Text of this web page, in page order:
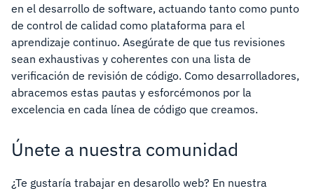
en el desarrollo de software, actuando tanto como punto
de control de calidad como plataforma para el
aprendizaje continuo. Asegúrate de que tus revisiones
sean exhaustivas y coherentes con una lista de
verificación de revisión de código. Como desarrolladores,
abracemos estas pautas y esforcémonos por la
excelencia en cada línea de código que creamos.
Únete a nuestra comunidad
¿Te gustaría trabajar en desarollo web? En nuestra